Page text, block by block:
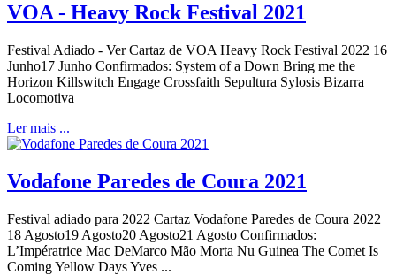
VOA - Heavy Rock Festival 2021
Festival Adiado - Ver Cartaz de VOA Heavy Rock Festival 2022 16
Junho17 Junho Confirmados: System of a Down Bring me the
Horizon Killswitch Engage Crossfaith Sepultura Sylosis Bizarra
Locomotiva
Ler mais ...
Vodafone Paredes de Coura 2021
Festival adiado para 2022 Cartaz Vodafone Paredes de Coura 2022
18 Agosto19 Agosto20 Agosto21 Agosto Confirmados:
L’Impératrice Mac DeMarco Mão Morta Nu Guinea The Comet Is
Coming Yellow Days Yves ...